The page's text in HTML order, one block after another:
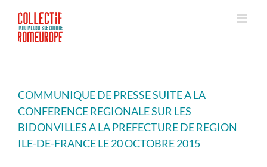
contenu
COMMUNIQUE DE PRESSE SUITE A LA
CONFERENCE REGIONALE SUR LES
BIDONVILLES A LA PREFECTURE DE REGION
ILE-DE-FRANCE LE 20 OCTOBRE 2015